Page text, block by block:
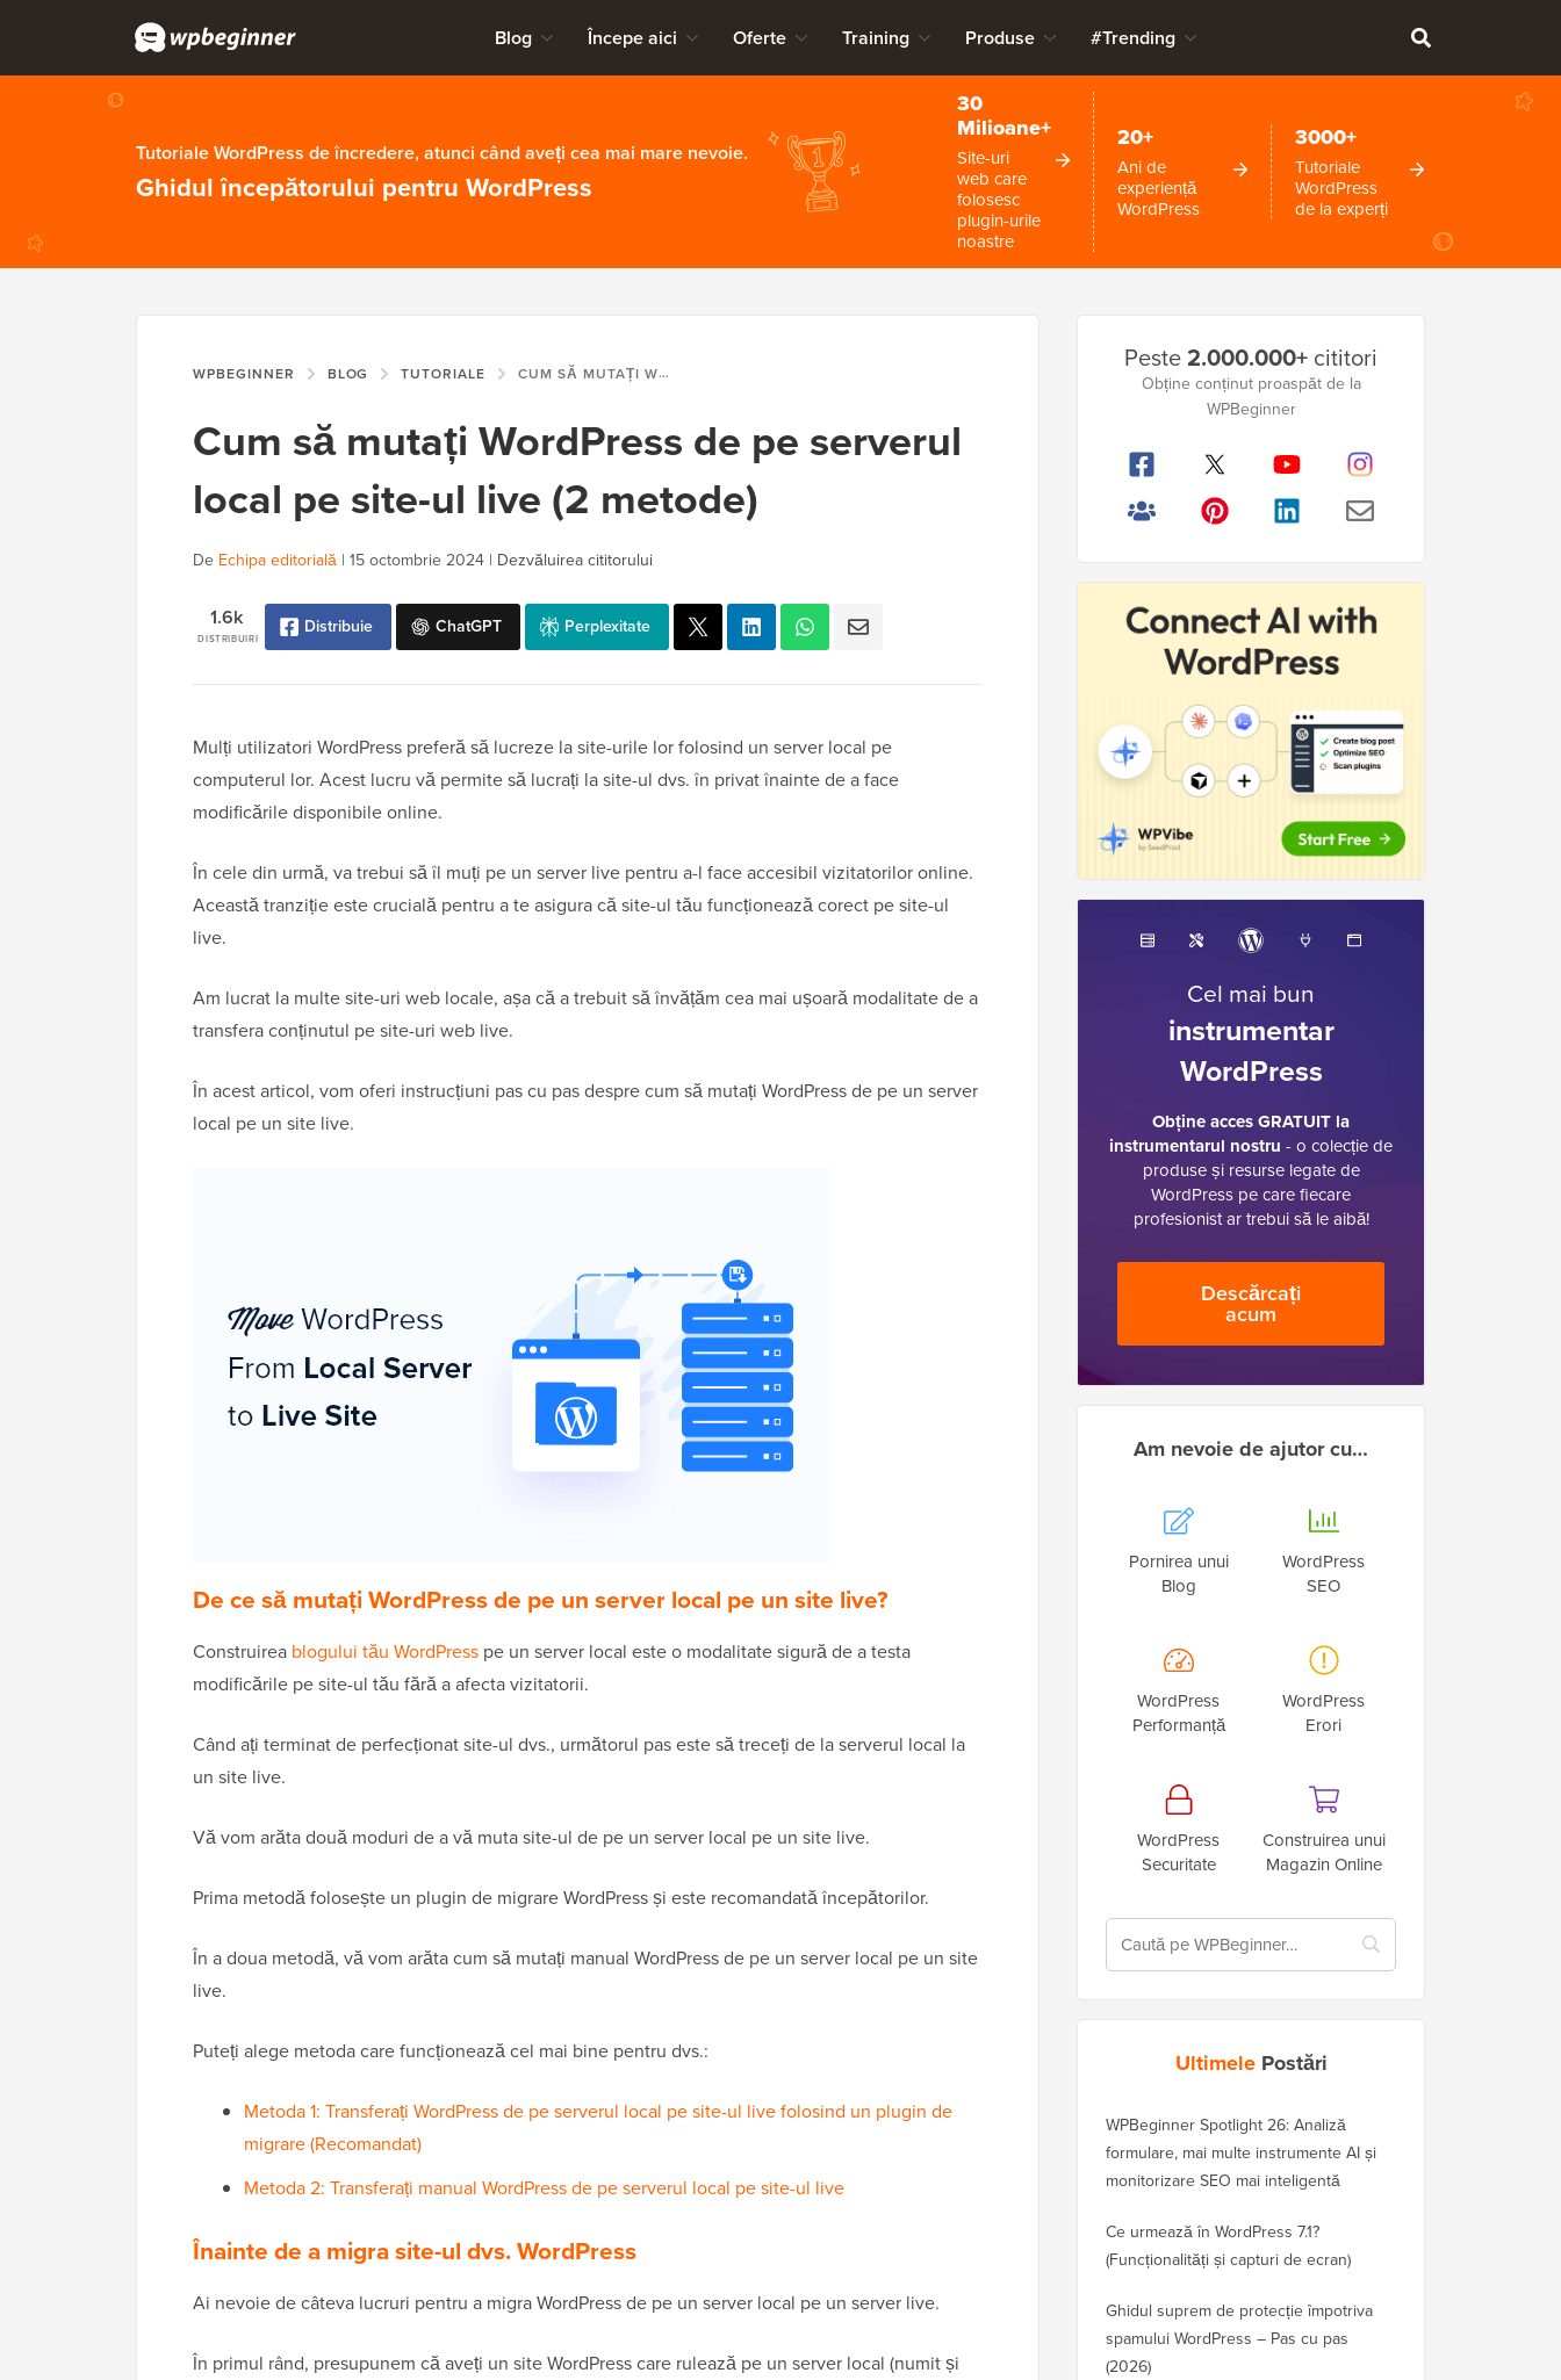
Blog Începe aici Oferte Training Produse #Trending
Tutoriale WordPress de încredere, atunci când aveți cea mai mare nevoie.
Ghidul începătorului pentru WordPress
30
Milioane+
Site-uri
web care
folosesc
plugin-urile
noastre
20+
Ani de
experiență
WordPress
3000+
Tutoriale
WordPress
de la experți
WPBEGINNER BLOG TUTORIALE CUM SĂ MUTAȚI WORDPRESS DE PE SERVERUL LOCAL PE SITE-UL LIVE (2 METODE)
Cum să mutați WordPress de pe serverul
local pe site-ul live (2 metode)
De Echipa editorială | 15 octombrie 2024 | Dezvăluirea cititorului
DISTRIBUIRI
1.6k Distribuie ChatGPT Perplexitate
Mulți utilizatori WordPress preferă să lucreze la site-urile lor folosind un server local pe
computerul lor. Acest lucru vă permite să lucrați la site-ul dvs. în privat înainte de a face
modificările disponibile online.
În cele din urmă, va trebui să îl muți pe un server live pentru a-l face accesibil vizitatorilor online.
Această tranziție este crucială pentru a te asigura că site-ul tău funcționează corect pe site-ul
live.
Am lucrat la multe site-uri web locale, așa că a trebuit să învățăm cea mai ușoară modalitate de a
transfera conținutul pe site-uri web live.
În acest articol, vom oferi instrucțiuni pas cu pas despre cum să mutați WordPress de pe un server
local pe un site live.
De ce să mutați WordPress de pe un server local pe un site live?
Construirea blogului tău WordPress pe un server local este o modalitate sigură de a testa
modificările pe site-ul tău fără a afecta vizitatorii.
Când ați terminat de perfecționat site-ul dvs., următorul pas este să treceți de la serverul local la
un site live.
Vă vom arăta două moduri de a vă muta site-ul de pe un server local pe un site live.
Prima metodă folosește un plugin de migrare WordPress și este recomandată începătorilor.
În a doua metodă, vă vom arăta cum să mutați manual WordPress de pe un server local pe un site
live.
Puteți alege metoda care funcționează cel mai bine pentru dvs.:
Metoda 1: Transferați WordPress de pe serverul local pe site-ul live folosind un plugin de
migrare (Recomandat)
Metoda 2: Transferați manual WordPress de pe serverul local pe site-ul live
Înainte de a migra site-ul dvs. WordPress
Ai nevoie de câteva lucruri pentru a migra WordPress de pe un server local pe un server live.
În primul rând, presupunem că aveți un site WordPress care rulează pe un server local (numit și
laterală
Peste2.000.000+ cititori
Obține conținut proaspăt de la
WPBeginner
Cel mai bun
instrumentar
WordPress
Obține acces GRATUIT la
instrumentarul nostru - o colecție de
produse și resurse legate de
WordPress pe care fiecare
profesionist ar trebui să le aibă!
Descărcați
acum
Am nevoie de ajutor cu…
Pornirea unui
Blog
WordPress
SEO
WordPress
Performanță
WordPress
Erori
WordPress
Securitate
Construirea unui
Magazin Online
UltimelePostări
WPBeginner Spotlight 26: Analiză
formulare, mai multe instrumente AI și
monitorizare SEO mai inteligentă
Ce urmează în WordPress 7.1?
(Funcționalități și capturi de ecran)
Ghidul suprem de protecție împotriva
spamului WordPress – Pas cu pas
(2026)